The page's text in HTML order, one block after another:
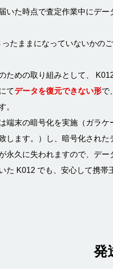
いた時点で査定作業中にデー
たままになっていないかの
ための取り組みとして、
てデータを復元できない形で
。
端末の暗号化を実施（ガラケ
します。）し、暗号化され
永久に失われますので、デー
た K012 でも、安心して携帯
発